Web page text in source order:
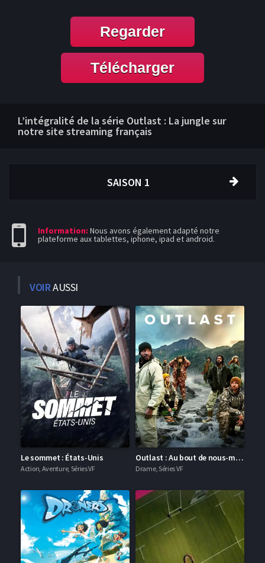
Regarder
Télécharger
L’intégralité de la série Outlast : La jungle sur
notre site streaming français
SAISON 1
Information: Nous avons également adapté notre
plateforme aux tablettes, iphone, ipad et android.
VOIRAUSSI
Le sommet : États-Unis
Action, Aventure, Séries VF
Outlast : Au bout de nous-mêmes
Drame, Séries VF